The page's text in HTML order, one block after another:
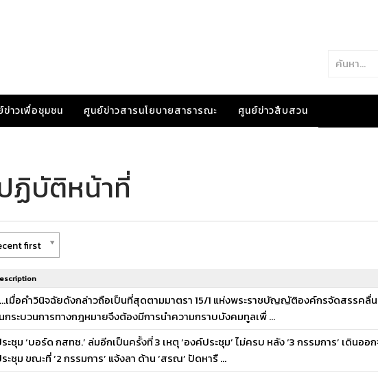
ข่าวเพื่อชุมชน ศูนย์ข่าวสารนโยบายสาธารณะ ศูนย์ข่าวสืบสวน
ฏิบัติหน้าที่
first
เมื่อคำวินิจฉัยดังกล่าวถือเป็นที่สุดตามมาตรา 15/1 แห่งพระราชบัญญัติองค์กรจัดสรรคลื่
กระบวนการทางกฎหมายจึงต้องมีการนำความกราบบังคมทูลเพื่ ...
ะชุม ‘บอร์ด กสทช.’ ล่มอีกเป็นครั้งที่ 3 เหตุ ‘องค์ประชุม’ ไม่ครบ หลัง ‘3 กรรมการ’ เดินออ
ะชุม ขณะที่ ‘2 กรรมการ’ แจ้งลา ด้าน ‘สรณ’ ปัดหารื ...